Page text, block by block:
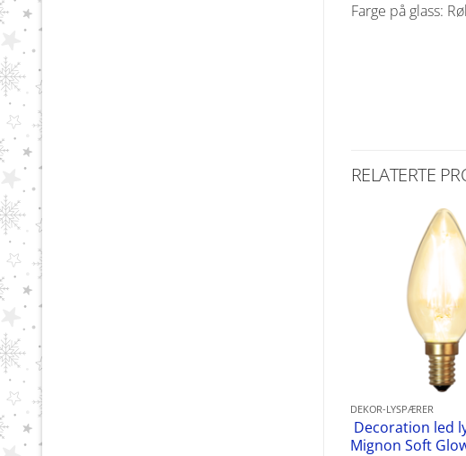
Farge på glass:
RELATERTE
DEKOR-LYSPÆRER
Decoration led
Mignon Soft